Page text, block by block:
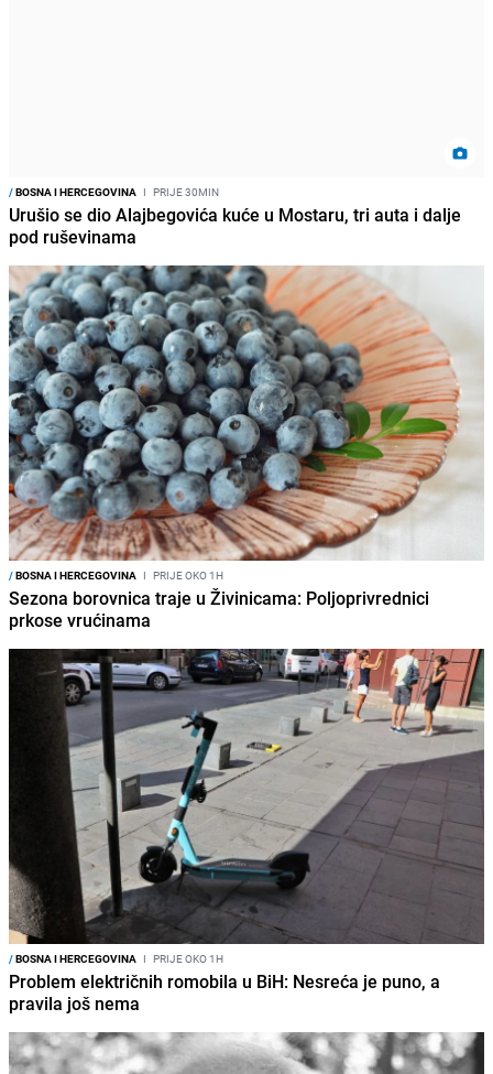
/BOSNA I HERCEGOVINA I PRIJE 30MIN
Urušio se dio Alajbegovića kuće u Mostaru, tri auta i dalje
pod ruševinama
/BOSNA I HERCEGOVINA I PRIJE OKO 1H
Sezona borovnica traje u Živinicama: Poljoprivrednici
prkose vrućinama
/BOSNA I HERCEGOVINA I PRIJE OKO 1H
Problem električnih romobila u BiH: Nesreća je puno, a
pravila još nema